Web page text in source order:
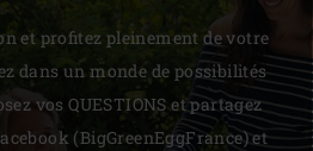
et profitez pleinement de votre
dans un monde de possibilités
vos QUESTIONS et partagez
(BigGreenEggFrance) et